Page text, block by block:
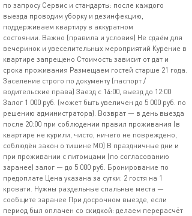
по запросу Сервис и стандарты: после каждого
выезда проводим уборку и дезинфекцию,
поддерживаем квартиру в аккуратном
состоянии. Важно (правила и условия) Не сдаём для
вечеринок и увеселительных мероприятий Курение в
квартире запрещено Стоимость зависит от дат и
срока проживания Размещаем гостей старше 21 года.
Заселение строго по документу (паспорт /
водительские права) Заезд с 14:00, выезд до 12:00
Залог 1 000 руб. (может быть увеличен до 5 000 руб. по
решению администратора). Возврат — в день выезда
после 20:00 при соблюдении правил проживания (в
квартире не курили, чисто, ничего не повреждено,
соблюдён закон о тишине МО) В праздничные дни и
при проживании с питомцами (по согласованию
заранее) залог — до 5 000 руб. Бронирование по
предоплате Цена указана за сутки: 2 гостя на 1
кровати. Нужны раздельные спальные места —
сообщите заранее При досрочном выезде, если
период был оплачен со скидкой: делаем перерасчёт